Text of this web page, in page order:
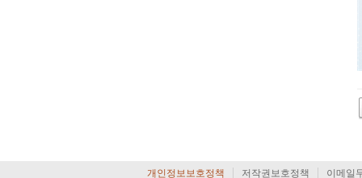
개인정보보호정책 저작권보호정책 이메일